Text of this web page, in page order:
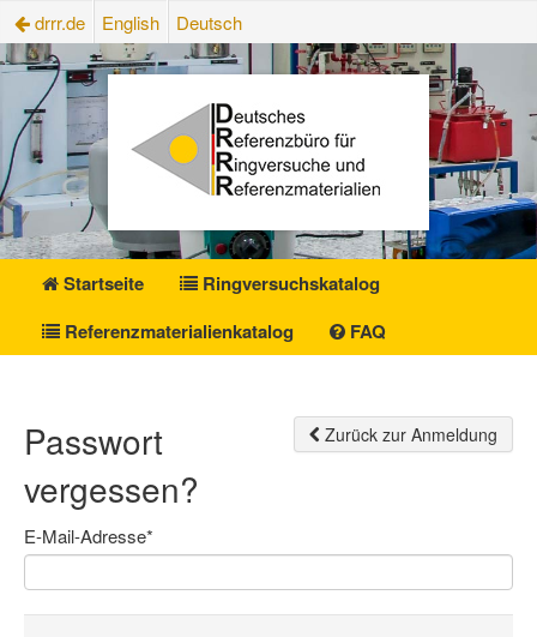
drrr.de English Deutsch
Startseite
Ringversuchskatalog
Referenzmaterialienkatalog
FAQ
Zurück zur Anmeldung
Passwort
vergessen?
E-Mail-Adresse